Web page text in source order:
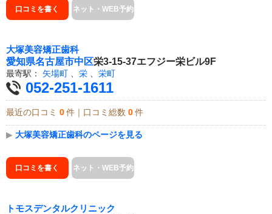
口コミを書く ネット・WEB予約
大塚美容矯正歯科
愛知県名古屋市中区栄3-15-37エフジー栄ビル9F
最寄駅： 矢場町 栄 栄町
052-251-1611
最近の口コミ 0 件｜口コミ総数 0 件
▶ 大塚美容矯正歯科のページを見る
口コミを書く ネット・WEB予約
トモスデンタルクリニック